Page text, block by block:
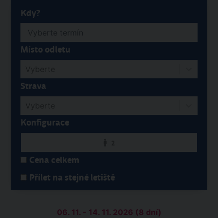
Kdy?
Místo odletu
Strava
Konfigurace
Cena celkem
Přílet na stejné letiště
06. 11. - 14. 11. 2026 (8 dní)